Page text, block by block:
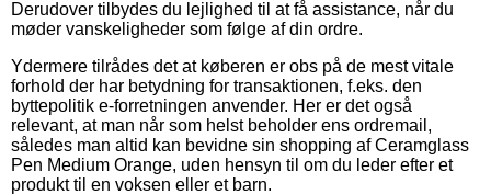
Derudover tilbydes du lejlighed til at få assistance, når du
møder vanskeligheder som følge af din ordre.
Ydermere tilrådes det at køberen er obs på de mest vitale
forhold der har betydning for transaktionen, f.eks. den
byttepolitik e-forretningen anvender. Her er det også
relevant, at man når som helst beholder ens ordremail,
således man altid kan bevidne sin shopping af Ceramglass
Pen Medium Orange, uden hensyn til om du leder efter et
produkt til en voksen eller et barn.